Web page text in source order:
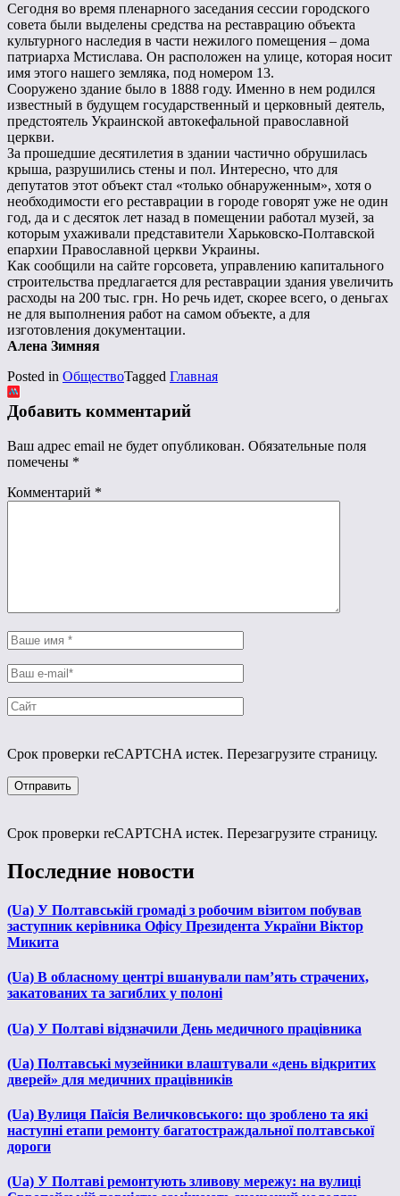
Сегодня во время пленарного заседания сессии городского
совета были выделены средства на реставрацию объекта
культурного наследия в части нежилого помещения – дома
патриарха Мстислава. Он расположен на улице, которая носит
имя этого нашего земляка, под номером 13.
Сооружено здание было в 1888 году. Именно в нем родился
известный в будущем государственный и церковный деятель,
предстоятель Украинской автокефальной православной
церкви.
За прошедшие десятилетия в здании частично обрушилась
крыша, разрушились стены и пол. Интересно, что для
депутатов этот объект стал «только обнаруженным», хотя о
необходимости его реставрации в городе говорят уже не один
год, да и с десяток лет назад в помещении работал музей, за
которым ухаживали представители Харьковско-Полтавской
епархии Православной церкви Украины.
Как сообщили на сайте горсовета, управлению капитального
строительства предлагается для реставрации здания увеличить
расходы на 200 тыс. грн. Но речь идет, скорее всего, о деньгах
не для выполнения работ на самом объекте, а для
изготовления документации.
Алена Зимняя
Posted in ОбществоTagged Главная
Добавить комментарий
Ваш адрес email не будет опубликован. Обязательные поля
помечены *
Комментарий *
Срок проверки reCAPTCHA истек. Перезагрузите страницу.
Срок проверки reCAPTCHA истек. Перезагрузите страницу.
Последние новости
(Ua) У Полтавській громаді з робочим візитом побував
заступник керівника Офісу Президента України Віктор
Микита
(Ua) В обласному центрі вшанували пам’ять страчених,
закатованих та загиблих у полоні
(Ua) У Полтаві відзначили День медичного працівника
(Ua) Полтавські музейники влаштували «день відкритих
дверей» для медичних працівників
(Ua) Вулиця Паїсія Величковського: що зроблено та які
наступні етапи ремонту багатостраждальної полтавської
дороги
(Ua) У Полтаві ремонтують зливову мережу: на вулиці